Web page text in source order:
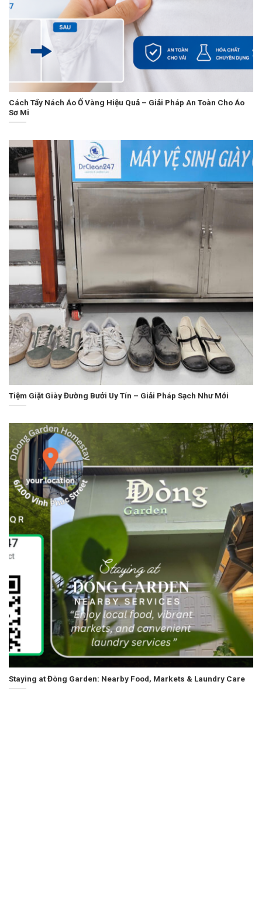
Cách Tẩy Nách Áo Ố Vàng Hiệu Quả – Giải Pháp An Toàn Cho Áo
Sơ Mi
Tiệm Giặt Giày Đường Bưởi Uy Tín – Giải Pháp Sạch Như Mới
Staying at Đòng Garden: Nearby Food, Markets & Laundry Care